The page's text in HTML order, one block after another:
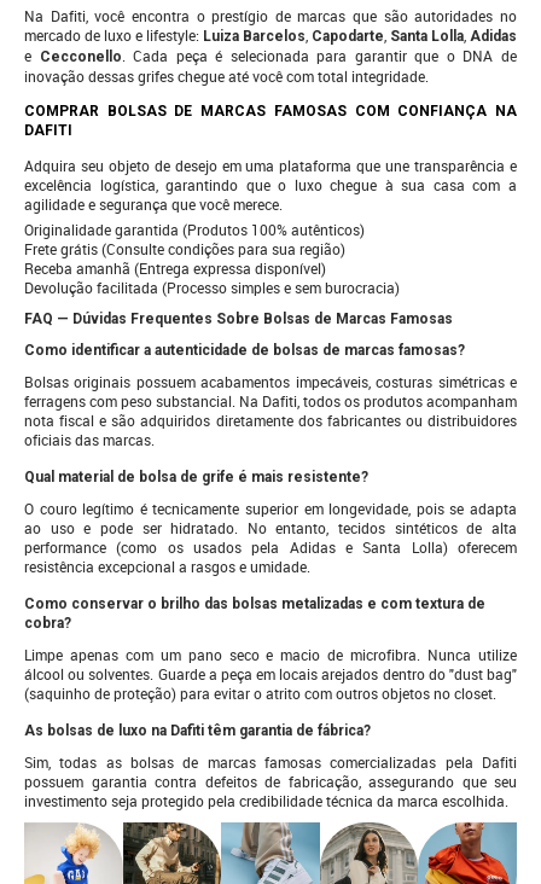
Na Dafiti, você encontra o prestígio de marcas que são autoridades no
mercado de luxo e lifestyle: Luiza Barcelos, Capodarte, Santa Lolla, Adidas
e Cecconello. Cada peça é selecionada para garantir que o DNA de
inovação dessas grifes chegue até você com total integridade.
COMPRAR BOLSAS DE MARCAS FAMOSAS COM CONFIANÇA NA
DAFITI
Adquira seu objeto de desejo em uma plataforma que une transparência e
excelência logística, garantindo que o luxo chegue à sua casa com a
agilidade e segurança que você merece.
Originalidade garantida (Produtos 100% autênticos)
Frete grátis (Consulte condições para sua região)
Receba amanhã (Entrega expressa disponível)
Devolução facilitada (Processo simples e sem burocracia)
FAQ — Dúvidas Frequentes Sobre Bolsas de Marcas Famosas
Como identificar a autenticidade de bolsas de marcas famosas?
Bolsas originais possuem acabamentos impecáveis, costuras simétricas e
ferragens com peso substancial. Na Dafiti, todos os produtos acompanham
nota fiscal e são adquiridos diretamente dos fabricantes ou distribuidores
oficiais das marcas.
Qual material de bolsa de grife é mais resistente?
O couro legítimo é tecnicamente superior em longevidade, pois se adapta
ao uso e pode ser hidratado. No entanto, tecidos sintéticos de alta
performance (como os usados pela Adidas e Santa Lolla) oferecem
resistência excepcional a rasgos e umidade.
Como conservar o brilho das bolsas metalizadas e com textura de
cobra?
Limpe apenas com um pano seco e macio de microfibra. Nunca utilize
álcool ou solventes. Guarde a peça em locais arejados dentro do "dust bag"
(saquinho de proteção) para evitar o atrito com outros objetos no closet.
As bolsas de luxo na Dafiti têm garantia de fábrica?
Sim, todas as bolsas de marcas famosas comercializadas pela Dafiti
possuem garantia contra defeitos de fabricação, assegurando que seu
investimento seja protegido pela credibilidade técnica da marca escolhida.